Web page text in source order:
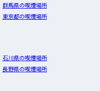
群馬県の喫煙場所
東京都の喫煙場所
石川県の喫煙場所
長野県の喫煙場所